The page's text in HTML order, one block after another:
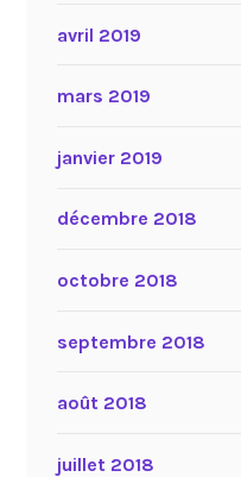
avril 2019
mars 2019
janvier 2019
décembre 2018
octobre 2018
septembre 2018
août 2018
juillet 2018